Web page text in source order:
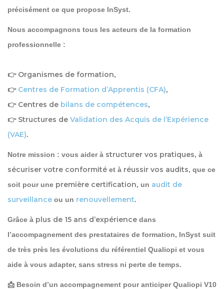
précisément ce que propose InSyst.
Nous accompagnons tous les acteurs de la formation
professionnelle :
👉 Organismes de formation,
👉 Centres de Formation d’Apprentis (CFA),
👉 Centres de bilans de compétences,
👉 Structures de Validation des Acquis de l’Expérience
(VAE).
Notre mission : vous aider à structurer vos pratiques, à
sécuriser votre conformité et à réussir vos audits, que ce
soit pour une première certification, un audit de
surveillance ou un renouvellement.
Grâce à plus de 15 ans d’expérience dans
l’accompagnement des prestataires de formation, InSyst suit
de très près les évolutions du référentiel Qualiopi et vous
aide à vous adapter, sans stress ni perte de temps.
📩 Besoin d’un accompagnement pour anticiper Qualiopi V10